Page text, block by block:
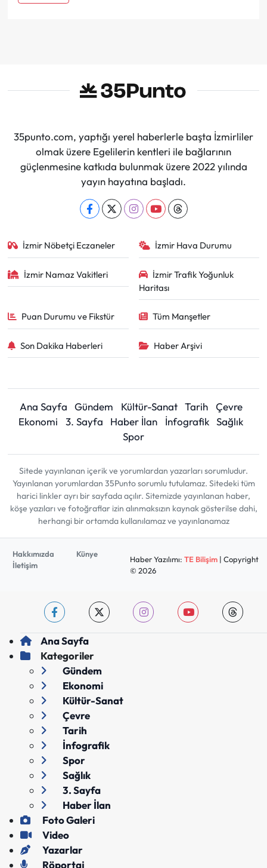
35punto.com, yaptığı yerel haberlerle başta İzmirliler
olmak üzere Egelilerin kentleri ile bağlarının
güçlenmesine katkıda bulunmak üzere 2022 yılında
yayın hayatına başladı.
İzmir Nöbetçi Eczaneler İzmir Hava Durumu
İzmir Namaz Vakitleri
İzmir Trafik Yoğunluk
Haritası
Puan Durumu ve Fikstür Tüm Manşetler
Son Dakika Haberleri Haber Arşivi
Ana Sayfa Gündem Kültür-Sanat Tarih
Çevre
Ekonomi
3. Sayfa Haber İlan İnfografik Sağlık
Spor
Sitede yayınlanan içerik ve yorumlardan yazarları sorumludur.
Yayınlanan yorumlardan 35Punto sorumlu tutulamaz. Sitedeki tüm
harici linkler ayrı bir sayfada açılır. Sitemizde yayınlanan haber,
köşe yazıları ve fotoğraflar izin alınmaksızın kaynak gösterilse dahi,
herhangi bir ortamda kullanılamaz ve yayınlanamaz
Hakkımızda
Künye
İletişim
Haber Yazılımı: TE Bilişim| Copyright
© 2026
Ana Sayfa
Kategoriler
Gündem
Ekonomi
Kültür-Sanat
Çevre
Tarih
İnfografik
Spor
Sağlık
3. Sayfa
Haber İlan
Foto Galeri
Video
Yazarlar
Röportaj